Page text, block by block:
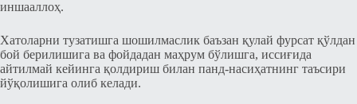
иншааллоҳ.
Хатоларни тузатишга шошилмаслик баъзан қулай фурсат қўлдан
бой берилишига ва фойдадан маҳрум бўлишга, иссиғида
айтилмай кейинга қолдириш билан панд-насиҳатнинг таъсири
йўқолишига олиб келади.